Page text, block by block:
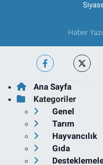
Haber
Ana Sayfa
Kategoriler
Genel
Tarım
Hayvancılık
Gıda